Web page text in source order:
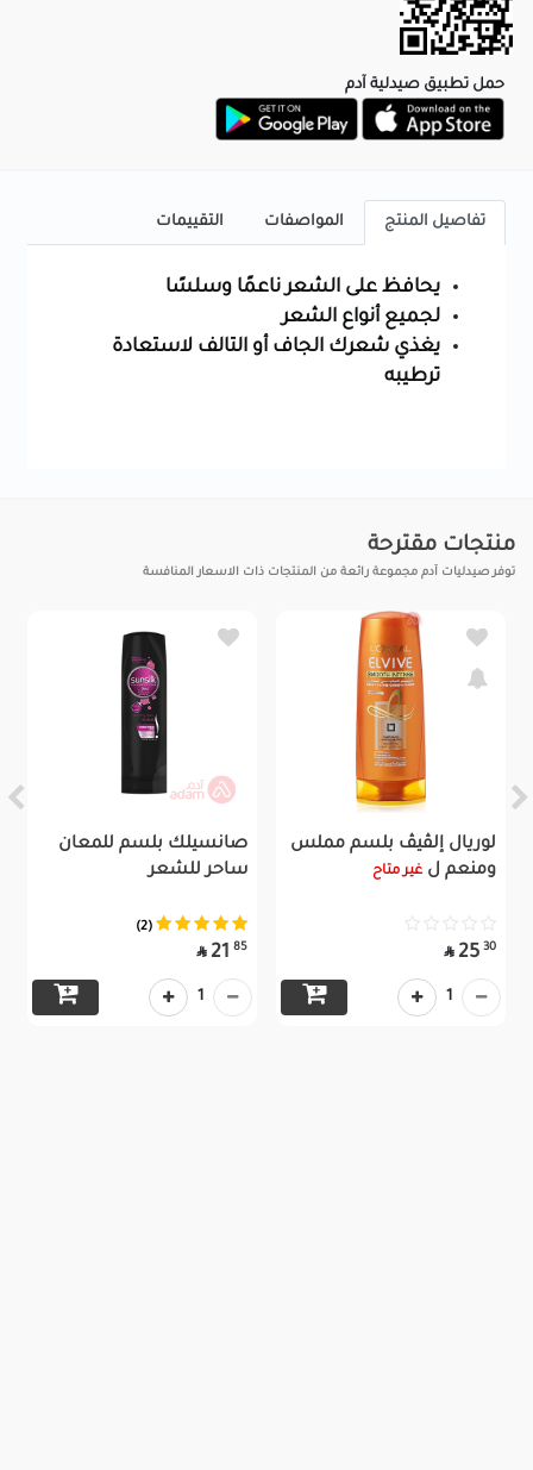
حمل تطبيق صيدلية آدم
تفاصيل المنتج المواصفات التقييمات
يحافظ على الشعر ناعمًا وسلسًا
لجميع أنواع الشعر
يغذي شعرك الجاف أو التالف لاستعادة
ترطيبه
منتجات مقترحة
توفر صيدليات آدم مجموعة رائعة من المنتجات ذات الاسعار المنافسة
لوريال إلڤيڤ بلسم مملس
ومنعم ل غير متاح
30
25

1
صانسيلك بلسم للمعان
ساحر للشعر
(2)
85
21

1